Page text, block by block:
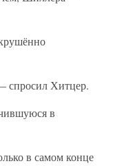
спросил Хитцер.
в
в самом конце